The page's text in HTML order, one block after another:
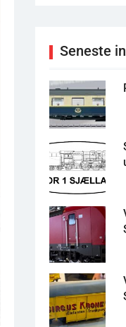
Seneste